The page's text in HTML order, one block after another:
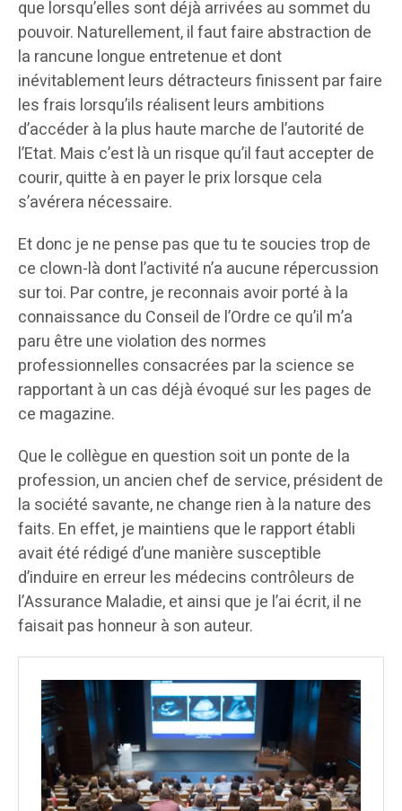
que lorsqu’elles sont déjà arrivées au sommet du
pouvoir. Naturellement, il faut faire abstraction de
la rancune longue entretenue et dont
inévitablement leurs détracteurs finissent par faire
les frais lorsqu’ils réalisent leurs ambitions
d’accéder à la plus haute marche de l’autorité de
l’Etat. Mais c’est là un risque qu’il faut accepter de
courir, quitte à en payer le prix lorsque cela
s’avérera nécessaire.
Et donc je ne pense pas que tu te soucies trop de
ce clown-là dont l’activité n’a aucune répercussion
sur toi. Par contre, je reconnais avoir porté à la
connaissance du Conseil de l’Ordre ce qu’il m’a
paru être une violation des normes
professionnelles consacrées par la science se
rapportant à un cas déjà évoqué sur les pages de
ce magazine.
Que le collègue en question soit un ponte de la
profession, un ancien chef de service, président de
la société savante, ne change rien à la nature des
faits. En effet, je maintiens que le rapport établi
avait été rédigé d’une manière susceptible
d’induire en erreur les médecins contrôleurs de
l’Assurance Maladie, et ainsi que je l’ai écrit, il ne
faisait pas honneur à son auteur.